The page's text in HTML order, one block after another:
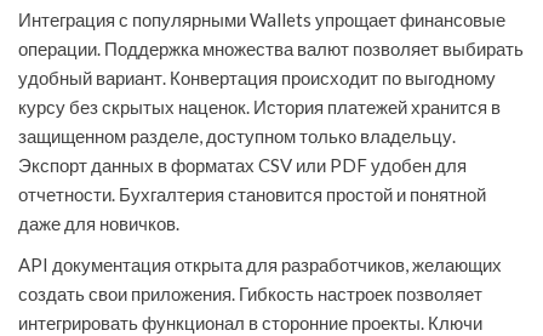
Интеграция с популярными Wallets упрощает финансовые
операции. Поддержка множества валют позволяет выбирать
удобный вариант. Конвертация происходит по выгодному
курсу без скрытых наценок. История платежей хранится в
защищенном разделе, доступном только владельцу.
Экспорт данных в форматах CSV или PDF удобен для
отчетности. Бухгалтерия становится простой и понятной
даже для новичков.
API документация открыта для разработчиков, желающих
создать свои приложения. Гибкость настроек позволяет
интегрировать функционал в сторонние проекты. Ключи